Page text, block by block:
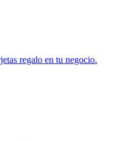
regalo en tu negocio.